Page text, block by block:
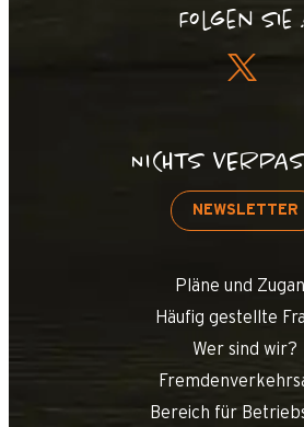
Folgen Sie
NICHTS
NEWSLETTER
Pläne und
Häufig gestellte
Wer sind wir?
Bereich für